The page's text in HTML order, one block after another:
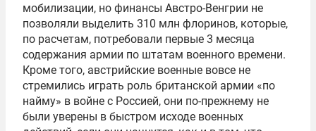
мобилизации, но финансы Австро-Венгрии не
позволяли выделить 310 млн флоринов, которые,
по расчетам, потребовали первые 3 месяца
содержания армии по штатам военного времени.
Кроме того, австрийские военные вовсе не
стремились играть роль британской армии «по
найму» в войне с Россией, они по-прежнему не
были уверены в быстром исходе военных